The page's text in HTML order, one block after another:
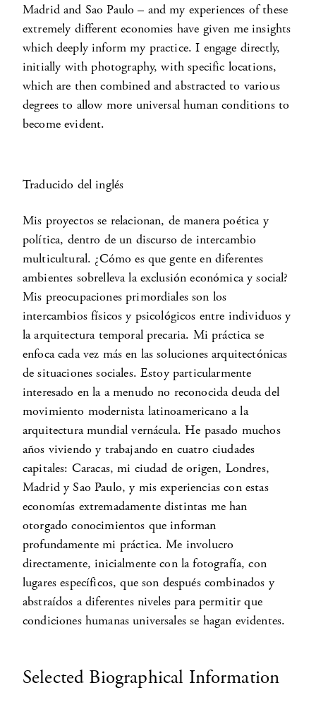
Madrid and Sao Paulo – and my experiences of these
extremely different economies have given me insights
which deeply inform my practice. I engage directly,
initially with photography, with specific locations,
which are then combined and abstracted to various
degrees to allow more universal human conditions to
become evident.
Traducido del inglés
Mis proyectos se relacionan, de manera poética y
política, dentro de un discurso de intercambio
multicultural. ¿Cómo es que gente en diferentes
ambientes sobrelleva la exclusión económica y social?
Mis preocupaciones primordiales son los
intercambios físicos y psicológicos entre individuos y
la arquitectura temporal precaria. Mi práctica se
enfoca cada vez más en las soluciones arquitectónicas
de situaciones sociales. Estoy particularmente
interesado en la a menudo no reconocida deuda del
movimiento modernista latinoamericano a la
arquitectura mundial vernácula. He pasado muchos
años viviendo y trabajando en cuatro ciudades
capitales: Caracas, mi ciudad de origen, Londres,
Madrid y Sao Paulo, y mis experiencias con estas
economías extremadamente distintas me han
otorgado conocimientos que informan
profundamente mi práctica. Me involucro
directamente, inicialmente con la fotografía, con
lugares específicos, que son después combinados y
abstraídos a diferentes niveles para permitir que
condiciones humanas universales se hagan evidentes.
Selected Biographical Information